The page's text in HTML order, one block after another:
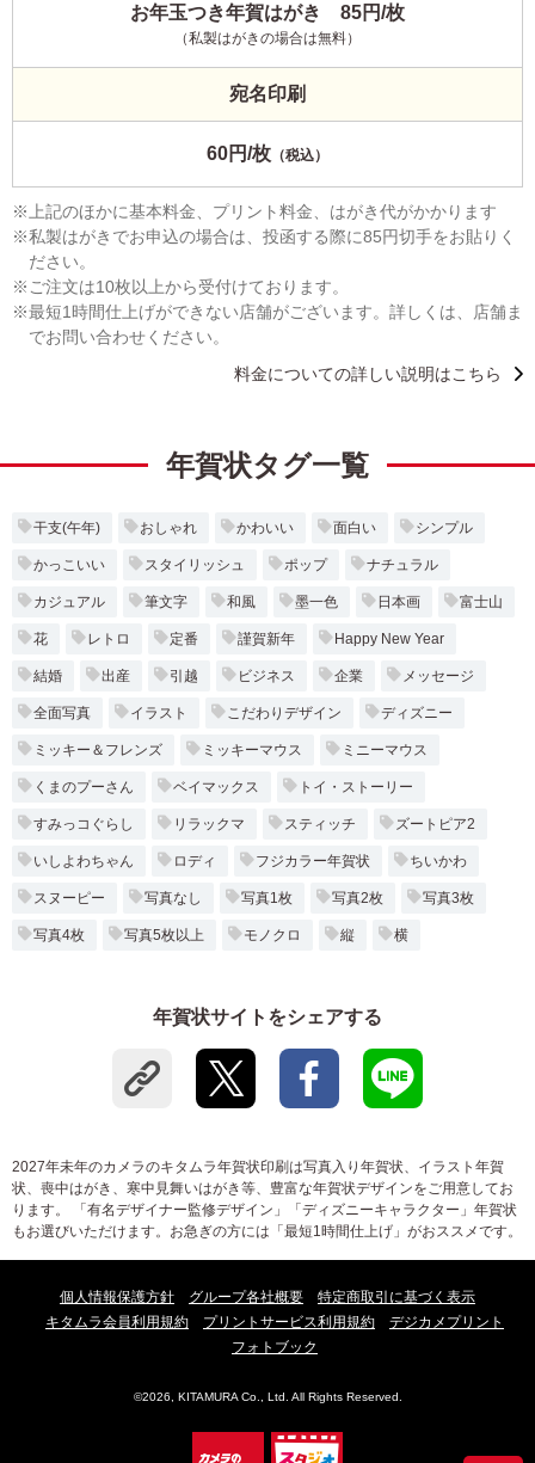
お年玉つき年賀はがき 85円/枚
（私製はがきの場合は無料）
宛名印刷
60円/枚 （税込）
上記のほかに基本料金、プリント料金、はがき代がかかります
私製はがきでお申込の場合は、投函する際に85円切手をお貼りく
ださい。
ご注文は10枚以上から受付けております。
最短1時間仕上げができない店舗がございます。詳しくは、店舗ま
でお問い合わせください。
料金についての詳しい説明はこちら
年賀状タグ一覧
干支(午年) おしゃれ かわいい 面白い シンプル
かっこいい スタイリッシュ ポップ ナチュラル
カジュアル 筆文字 和風 墨一色 日本画 富士山
花 レトロ 定番 謹賀新年 Happy New Year
結婚 出産 引越 ビジネス 企業 メッセージ
全面写真 イラスト こだわりデザイン ディズニー
ミッキー＆フレンズ ミッキーマウス ミニーマウス
くまのプーさん ベイマックス トイ・ストーリー
すみっコぐらし リラックマ スティッチ ズートピア2
いしよわちゃん ロディ フジカラー年賀状 ちいかわ
スヌーピー 写真なし 写真1枚 写真2枚 写真3枚
写真4枚 写真5枚以上 モノクロ 縦 横
年賀状サイトをシェアする
2027年未年のカメラのキタムラ年賀状印刷は写真入り年賀状、イラスト年賀
状、喪中はがき、寒中見舞いはがき等、豊富な年賀状デザインをご用意してお
ります。 「有名デザイナー監修デザイン」「ディズニーキャラクター」年賀状
もお選びいただけます。お急ぎの方には「最短1時間仕上げ」がおススメです。
個人情報保護方針 グループ各社概要
特定商取引に基づく表示
キタムラ会員利用規約
プリントサービス利用規約
デジカメプリント
フォトブック
©2026, KITAMURA Co., Ltd. All Rights Reserved.